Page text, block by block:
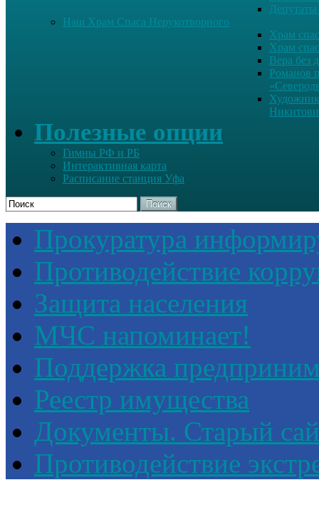
Наш Храм Спаса Нерукотворного
Храм
Храм
Вера без
Романов
Полезные опции
Гимны РФ и РБ
Интерактивная карта
Расписание станция Уфа
Поиск
Прокуратура
Противодействие
Защита населения
МЧС напоминает!
Поддержка
Реестр имущества
Документы. Старый
Противодействие